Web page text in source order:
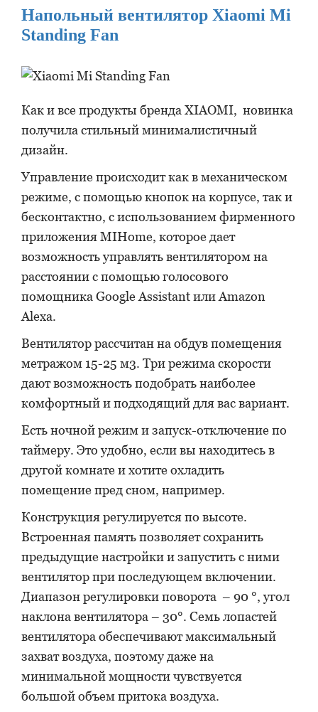
Напольный вентилятор Xiaomi Mi
Standing Fan
Как и все продукты бренда XIAOMI, новинка
получила стильный минималистичный
дизайн.
Управление происходит как в механическом
режиме, с помощью кнопок на корпусе, так и
бесконтактно, с использованием фирменного
приложения MIHome, которое дает
возможность управлять вентилятором на
расстоянии с помощью голосового
помощника Google Assistant или Amazon
Alexa.
Вентилятор рассчитан на обдув помещения
метражом 15-25 м3. Три режима скорости
дают возможность подобрать наиболее
комфортный и подходящий для вас вариант.
Есть ночной режим и запуск-отключение по
таймеру. Это удобно, если вы находитесь в
другой комнате и хотите охладить
помещение пред сном, например.
Конструкция регулируется по высоте.
Встроенная память позволяет сохранить
предыдущие настройки и запустить с ними
вентилятор при последующем включении.
Диапазон регулировки поворота – 90 °, угол
наклона вентилятора – 30°. Семь лопастей
вентилятора обеспечивают максимальный
захват воздуха, поэтому даже на
минимальной мощности чувствуется
большой объем притока воздуха.